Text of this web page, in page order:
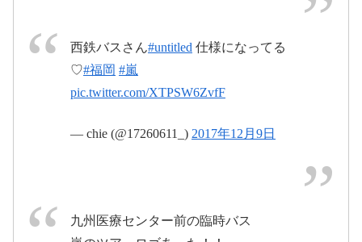
西鉄バスさん#untitled 仕様になってる
♡#福岡 #嵐
pic.twitter.com/XTPSW6ZvfF
— chie (@17260611_) 2017年12月9日
九州医療センター前の臨時バス